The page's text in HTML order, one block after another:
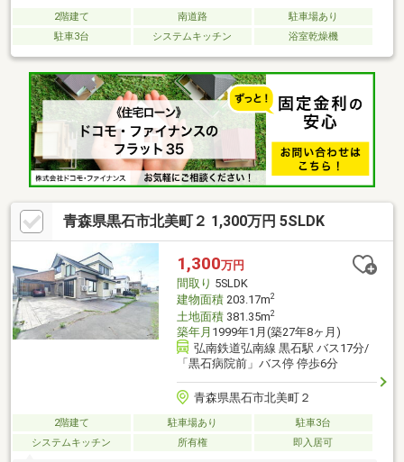
2階建て 南道路
駐車場あり
駐車3台
システムキッチン 浴室乾燥機
青森県黒石市北美町２ 1,300万円 5SLDK
1,300万円
間取り 5SLDK
建物面積203.17m2
土地面積381.35m2
築年月 1999年1月(築27年8ヶ月)
弘南鉄道弘南線 黒石駅 バス17分/
「黒石病院前」バス停 停歩6分
青森県黒石市北美町２
2階建て 駐車場あり
駐車3台
システムキッチン
所有権 即入居可